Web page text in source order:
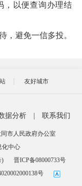
，以便查询办理结
，避免一信多投。
友好城市
据分析 联系我们
市人民政府办公室
化中心
)
晋ICP备08000733号
号